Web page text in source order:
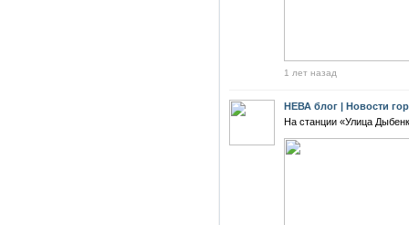
1 лет назад
НЕВА блог | Новости
На станции «Улица